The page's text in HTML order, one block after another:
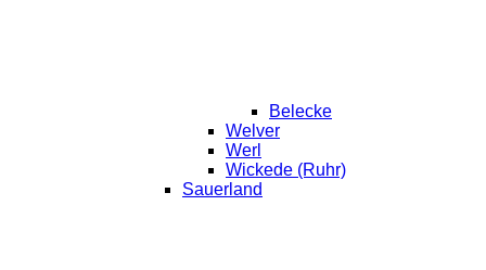
Belecke
Welver
Werl
Wickede (Ruhr)
Sauerland